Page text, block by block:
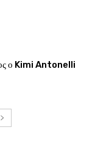
ο Kimi Antonelli